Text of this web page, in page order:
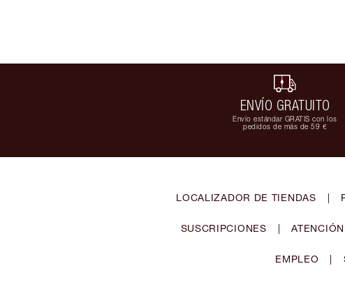
ENVÍO GRATUITO
Envío estándar GRATIS con los
pedidos de más de 59 €
LOCALIZADOR DE TIENDAS |
SUSCRIPCIONES |
EMPLEO |